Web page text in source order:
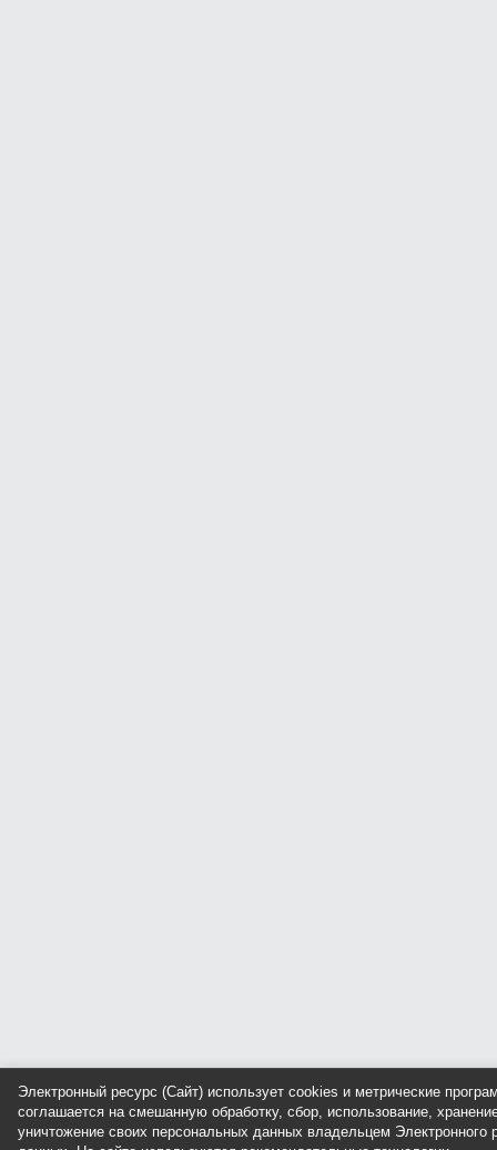
Электронный ресурс (Сайт) использует cookies и метрические
соглашается на смешанную обработку, сбор, использование,
уничтожение своих персональных данных владельцем Электронного